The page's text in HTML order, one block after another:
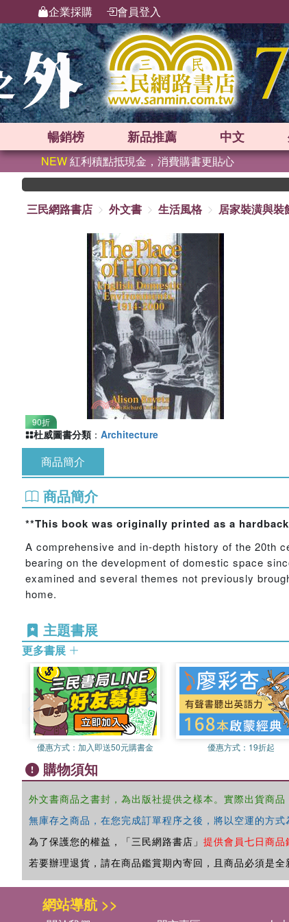
企業採購 會員登入
暢銷榜 新品推薦 中文
NEW紅利積點抵現金，消費購書更貼心
三民網路書店
外文書 生活風格 居家裝潢與裝
90折
杜威圖書分類 ： Architecture
商品簡介
商品簡介
**This book was originally printed as a
A comprehensive and in-depth history of the 20th
bearing on the development of domestic space
examined and several themes not previously
home.
主題書展
更多書展
優惠方式： 加入即送50元購書金 優惠方式： 19折起
購物須知
外文書商品之書封，為出版社提供之樣本。實際出貨商
無庫存之商品，在您完成訂單程序之後，將以空運的方
為了保護您的權益，「三民網路書店」 提供會員七日商品
若要辦理退貨，請在商品鑑賞期內寄回，且商品必須是
網站導航 >>